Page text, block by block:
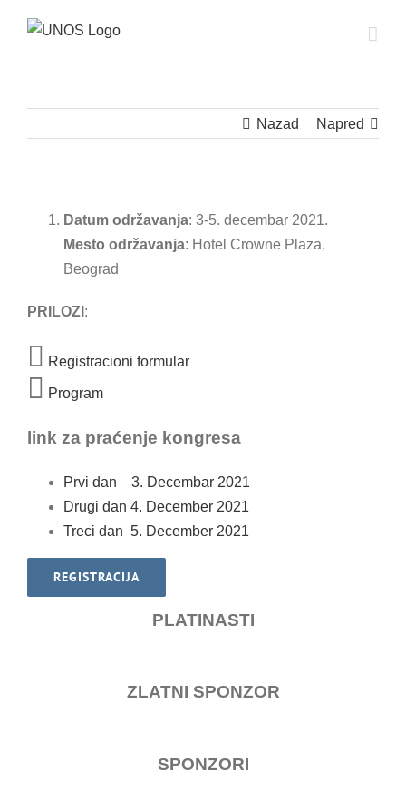
Nazad Napred
Datum održavanja: 3-5. decembar 2021.
Mesto održavanja: Hotel Crowne Plaza,
Beograd
PRILOZI :
Registracioni formular
Program
link za praćenje kongresa
Prvi dan 3. Decembar 2021
Drugi dan 4. December 2021
Treci dan 5. December 2021
REGISTRACIJA
PLATINASTI
ZLATNI SPONZOR
SPONZORI